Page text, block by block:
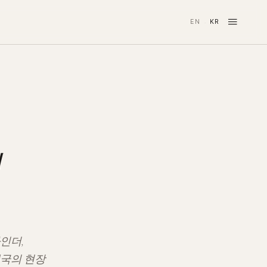
EN KR ≡
더,
의 현장